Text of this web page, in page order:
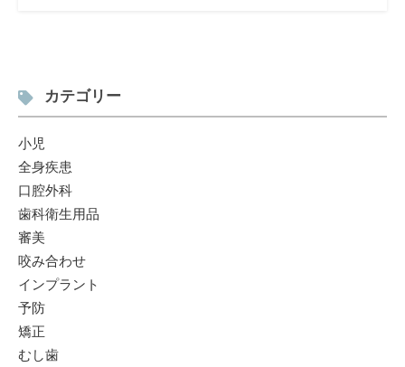
カテゴリー
小児
全身疾患
口腔外科
歯科衛生用品
審美
咬み合わせ
インプラント
予防
矯正
むし歯